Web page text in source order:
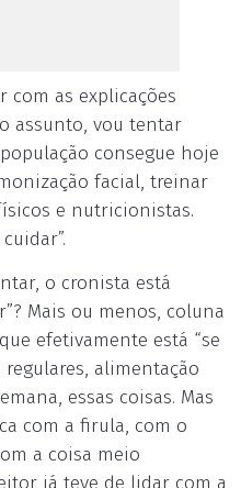
com as explicações
assunto, vou tentar
consegue hoje
facial, treinar
e nutricionistas.
o cronista está
Mais ou menos, coluna
efetivamente está “se
alimentação
essas coisas. Mas
com a firula, com o
a coisa meio
já teve de lidar com a